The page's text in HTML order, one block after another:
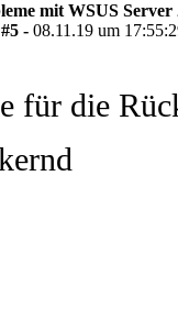
mit WSUS Server
- 08.11.19 um
für die